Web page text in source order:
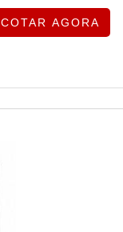
COTAR AGORA